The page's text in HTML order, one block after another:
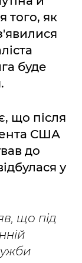
того, як
буде
що після
США
до
у
що під